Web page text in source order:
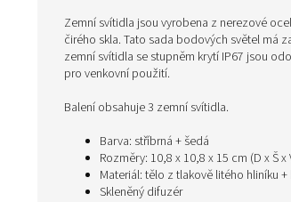
Zemní svítidla jsou vyrobena z nerezové
čirého skla. Tato sada bodových světel má
zemní svítidla se stupněm krytí IP67 jsou
pro venkovní použití.
Balení obsahuje 3 zemní svítidla.
Barva: stříbrná + šedá
Rozměry: 10,8 x 10,8 x 15 cm (D x Š x
Materiál: tělo z tlakově litého hliníku
Skleněný difuzér